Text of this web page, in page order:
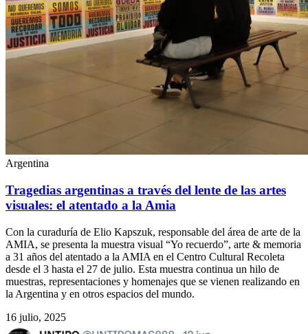
Argentina
Tragedias argentinas a través del lente de las artes
visuales: el atentado a la Amia
Con la curaduría de Elio Kapszuk, responsable del área de arte de la
AMIA, se presenta la muestra visual “Yo recuerdo”, arte & memoria
a 31 años del atentado a la AMIA en el Centro Cultural Recoleta
desde el 3 hasta el 27 de julio. Esta muestra continua un hilo de
muestras, representaciones y homenajes que se vienen realizando en
la Argentina y en otros espacios del mundo.
16 julio, 2025